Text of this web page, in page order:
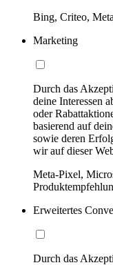
Bing, Criteo,
Marketing
Durch das
deine Interessen
oder
basierend auf
sowie deren
wir auf dieser
Meta-Pixel,
Erweitertes
Durch das